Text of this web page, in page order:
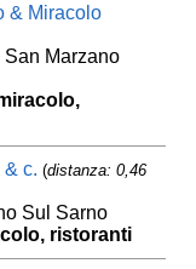
& Miracolo
Marzano
c. (distanza: 0,46
Sul Sarno
ristoranti